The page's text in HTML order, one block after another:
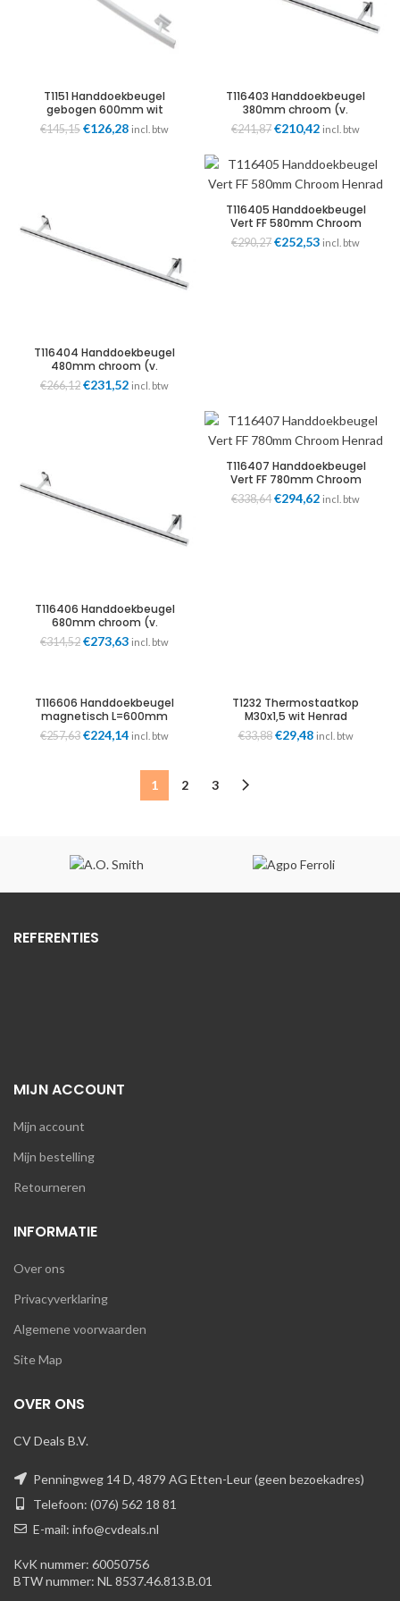
T1151 Handdoekbeugel
gebogen 600mm wit
(handdoekmaat 460mm)
Henrad
€145,15 Oorspronkelijke
€126,28Huidige
incl. btw
T116403 Handdoekbeugel
380mm chroom (v.
radiatorbreedte 300mm)
Henrad
€241,87 Oorspronkelijke
was:
€210,42Huidige
is:
€210,42.
incl. btw
T116404 Handdoekbeugel
480mm chroom (v.
radiatorbreedte 400mm)
Henrad
€266,12 Oorspronkelijke
€231,52Huidige
incl. btw
T116405 Handdoekbeugel
Vert FF 580mm Chroom
Henrad
€290,27 Oorspronkelijke
€252,53Huidige
incl. btw
T116406 Handdoekbeugel
680mm chroom (v.
radiatorbreedte 600mm)
Henrad
€314,52 Oorspronkelijke
€273,63Huidige
incl. btw
T116407 Handdoekbeugel
Vert FF 780mm Chroom
Henrad
€338,64 Oorspronkelijke
€294,62Huidige
incl. btw
T116606 Handdoekbeugel
magnetisch L=600mm
chroom (rozet hoh 480mm)
Henrad
€257,63 Oorspronkelijke
€224,14Huidige
€224,14.
incl. btw
T1232 Thermostaatkop
M30x1,5 wit Henrad
€33,88 Oorspronkelijke
€29,48Huidige
incl. btw
1 2 3
REFERENTIES
MIJN ACCOUNT
Mijn account
Mijn bestelling
Retourneren
INFORMATIE
Over ons
Privacyverklaring
Algemene voorwaarden
Site Map
OVER ONS
CV Deals B.V.
Penningweg 14 D, 4879 AG Etten-Leur (geen bezoekadres)
Telefoon: (076) 562 18 81
E-mail: info@cvdeals.nl
KvK nummer: 60050756
BTW nummer: NL 8537.46.813.B.01